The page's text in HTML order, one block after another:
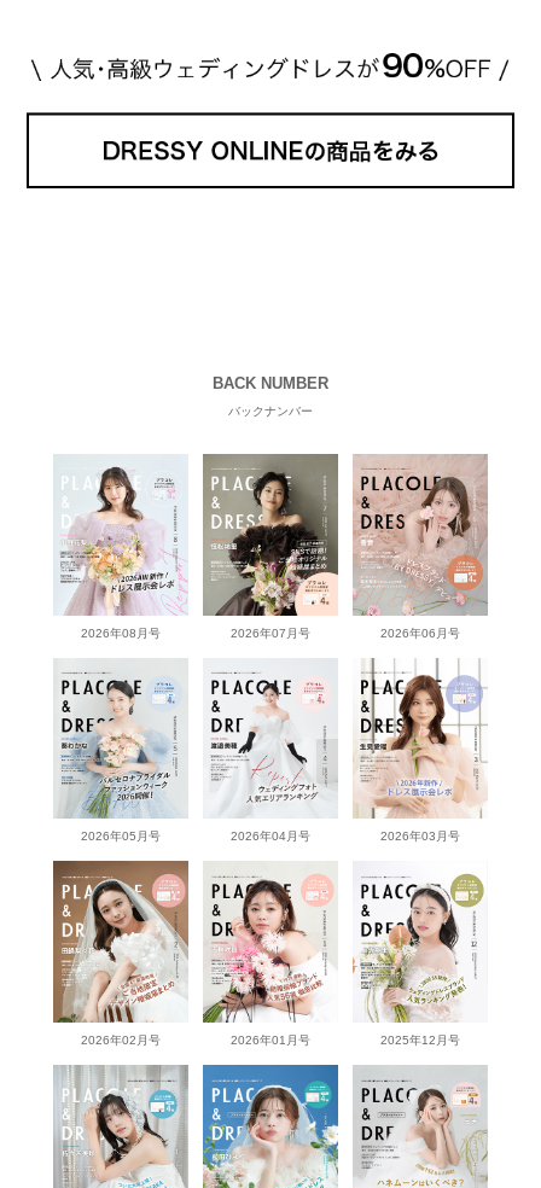
BACK NUMBER
バックナンバー
2026年08月号 2026年07月号 2026年06月号
2026年05月号 2026年04月号 2026年03月号
2026年02月号 2026年01月号 2025年12月号